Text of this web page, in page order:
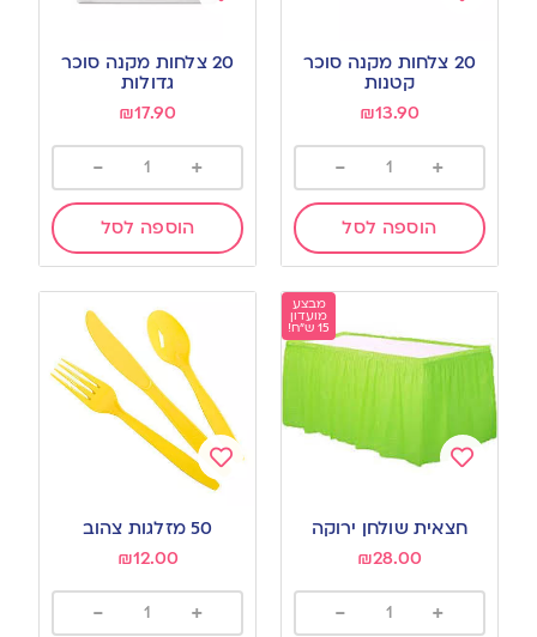
to
wishlist
20 צלחות מקנה סוכר
קטנות
₪13.90
+
-
הוספה לסל
to
wishlist
20 צלחות מקנה סוכר
גדולות
₪17.90
+
-
הוספה לסל
מבצע
מועדון
15 ש"ח!
to
חצאית שולחן ירוקה
₪28.00
+
-
Add
50 מזלגות צהוב
₪12.00
+
-